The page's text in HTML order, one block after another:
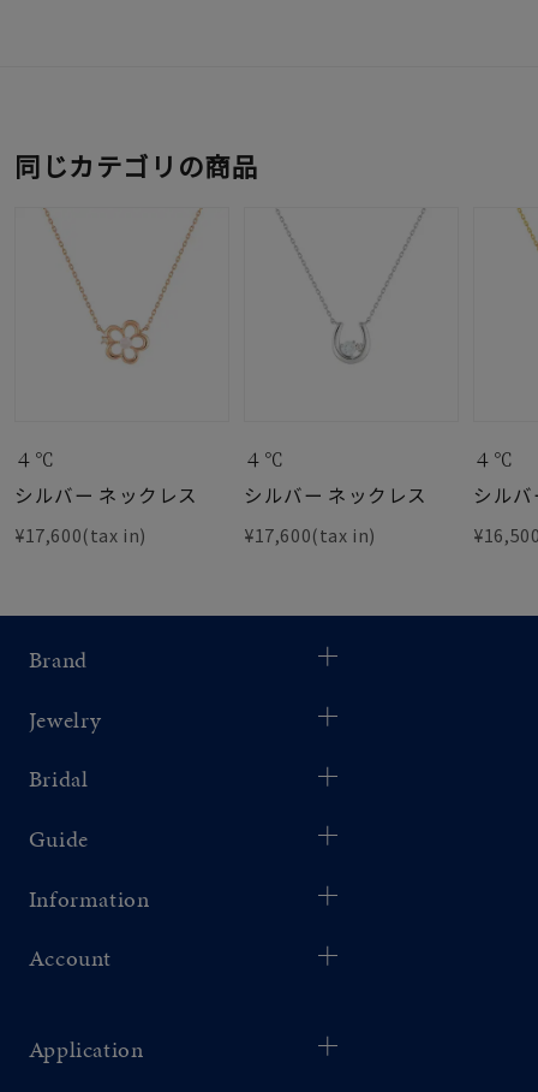
同じカテゴリの商品
４℃
シルバー ネックレス
¥17,600(tax in)
４℃
シルバー ネックレス
¥17,600(tax in)
４℃
シル
Brand
Jewelry
Bridal
Guide
Information
Account
Application